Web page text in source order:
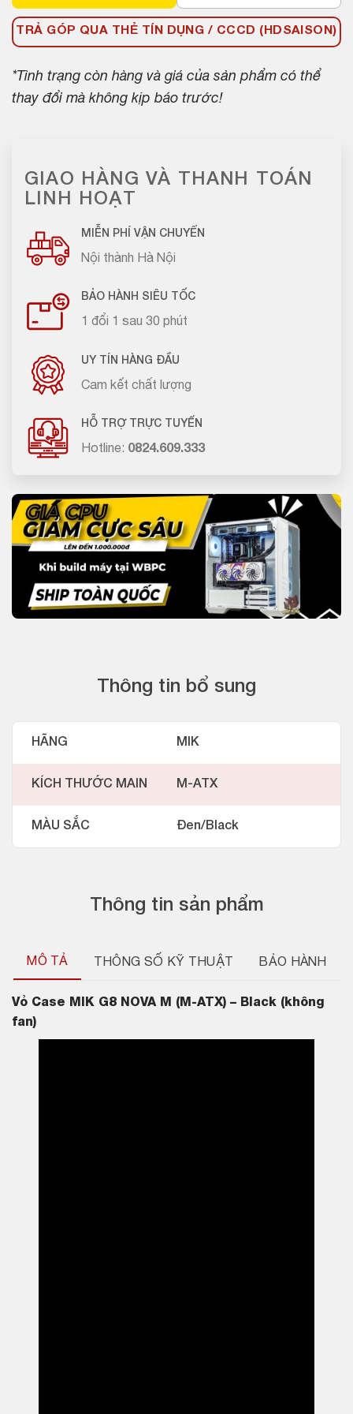
TRẢ GÓP QUA THẺ TÍN DỤNG / CCCD (HDSAISON)
*Tình trạng còn hàng và giá của sản phẩm có thể
thay đổi mà không kịp báo trước!
GIAO HÀNG VÀ THANH TOÁN
LINH HOẠT
MIỄN PHÍ VẬN CHUYỂN
Nội thành Hà Nội
BẢO HÀNH SIÊU TỐC
1 đổi 1 sau 30 phút
UY TÍN HÀNG ĐẦU
Cam kết chất lượng
HỖ TRỢ TRỰC TUYẾN
Hotline: 0824.609.333
Thông tin sản phẩm
MÔ TẢ THÔNG SỐ KỸ THUẬT BẢO HÀNH
Vỏ Case MIK G8 NOVA M (M-ATX) – Black (không
fan)
Thông tin bổ sung
HÃNG MIK
KÍCH THƯỚC MAIN M-ATX
MÀU SẮC Đen/Black